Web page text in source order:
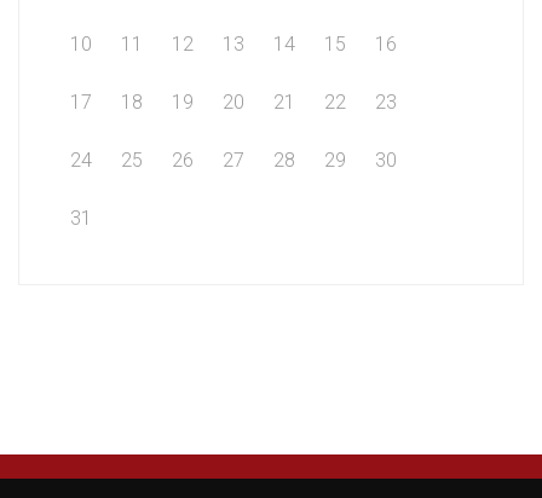
10 11 12 13 14 15 16
17 18 19 20 21 22 23
24 25 26 27 28 29 30
31